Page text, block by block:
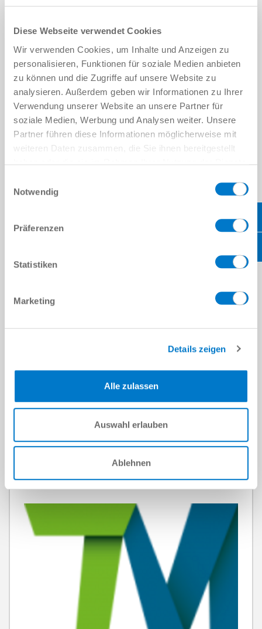
Diese Webseite verwendet Cookies
Wir verwenden Cookies, um Inhalte und Anzeigen zu
personalisieren, Funktionen für soziale Medien anbieten
zu können und die Zugriffe auf unsere Website zu
analysieren. Außerdem geben wir Informationen zu Ihrer
Verwendung unserer Website an unsere Partner für
soziale Medien, Werbung und Analysen weiter. Unsere
Partner führen diese Informationen möglicherweise mit
weiteren Daten zusammen, die Sie ihnen bereitgestellt
Notwendig
Präferenzen
Statistiken
Marketing
Details zeigen
Alle zulassen
Auswahl erlauben
Ablehnen
Neura
Schneider Electric